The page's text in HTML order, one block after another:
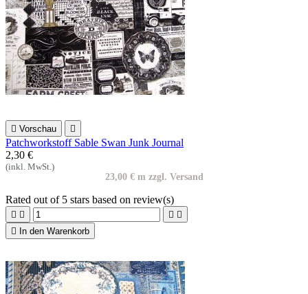
 Vorschau 
Patchworkstoff Sable Swan Junk Journal
2,30 €
(inkl. MwSt.)
23,00 € m zzgl. Versand
Rated out of 5 stars based on review(s)
   

In den Warenkorb